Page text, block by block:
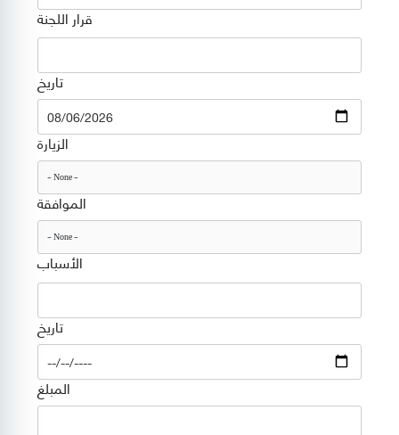
قرار اللجنة
تاريخ
Date
الزيارة
الموافقة
الأسباب
تاريخ
Date
المبلغ